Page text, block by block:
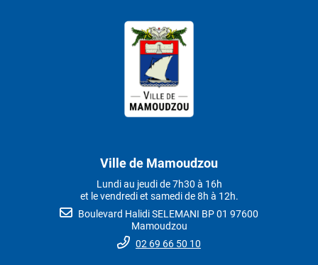
Ville de Mamoudzou
Lundi au jeudi de 7h30 à 16h
et le vendredi et samedi de 8h à 12h.
Boulevard Halidi SELEMANI BP 01 97600
Mamoudzou
02 69 66 50 10